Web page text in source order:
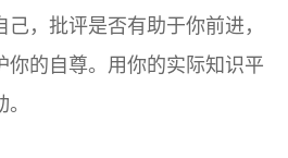
，批评是否有助于你前进，
你的自尊。用你的实际知识平